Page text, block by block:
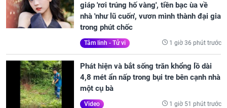
giáp 'rơi trúng hố vàng', tiền bạc ùa về
nhà 'như lũ cuốn', vươn mình thành đại gia
trong phút chốc
Tâm linh - Tử vi 1 giờ 36 phút trước
Phát hiện và bắt sống trăn khổng lồ dài
4,8 mét ẩn nấp trong bụi tre bên cạnh nhà
một cụ bà
Video 1 giờ 51 phút trước